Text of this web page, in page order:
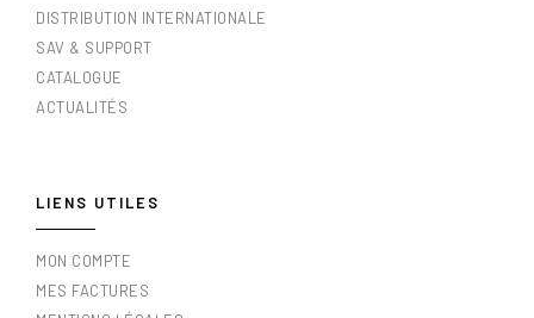
DISTRIBUTION INTERNATIONALE
SAV & SUPPORT
CATALOGUE
ACTUALITÉS
LIENS UTILES
MON COMPTE
MES FACTURES